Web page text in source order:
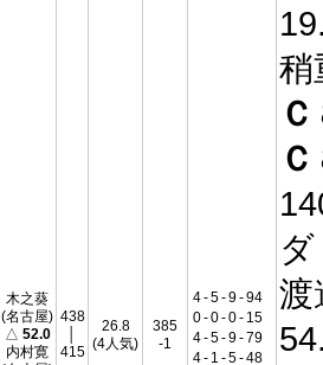
木之葵
(名古屋)
△ 52.0
内村寛
438
415
26.8
(4人気)
385
-1
4-5-9-94
0-0-0- 15
4-5-9-79
4- 1 -5-48
稍